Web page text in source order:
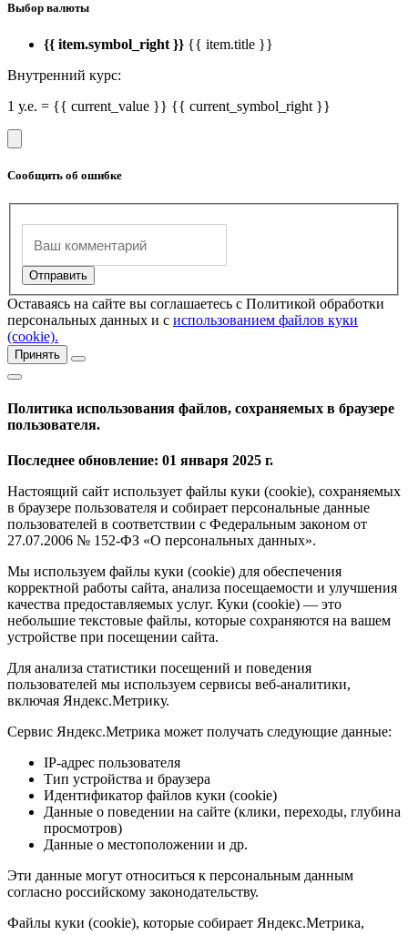
Выбор валюты
{{ item.symbol_right }} {{ item.title }}
Внутренний курс:
1 у.е. = {{ current_value }} {{ current_symbol_right }}
Сообщить об ошибке
Оставаясь на сайте вы соглашаетесь с Политикой обработки
персональных данных и с использованием файлов куки
(cookie).
Принять
Политика использования файлов, сохраняемых в браузере
пользователя.
Последнее обновление: 01 января 2025 г.
Настоящий сайт использует файлы куки (cookie), сохраняемых
в браузере пользователя и собирает персональные данные
пользователей в соответствии с Федеральным законом от
27.07.2006 № 152-ФЗ «О персональных данных».
Мы используем файлы куки (cookie) для обеспечения
корректной работы сайта, анализа посещаемости и улучшения
качества предоставляемых услуг. Куки (cookie) — это
небольшие текстовые файлы, которые сохраняются на вашем
устройстве при посещении сайта.
Для анализа статистики посещений и поведения
пользователей мы используем сервисы веб-аналитики,
включая Яндекс.Метрику.
Сервис Яндекс.Метрика может получать следующие данные:
IP-адрес пользователя
Тип устройства и браузера
Идентификатор файлов куки (cookie)
Данные о поведении на сайте (клики, переходы, глубина
просмотров)
Данные о местоположении и др.
Эти данные могут относиться к персональным данным
согласно российскому законодательству.
Файлы куки (cookie), которые собирает Яндекс.Метрика,